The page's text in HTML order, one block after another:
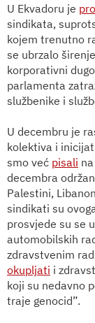
U Ekvadoru je
sindikata,
kojem trenutno
se ubrzalo
korporativni
parlamenta
službenike i
U decembru je
kolektiva i
smo već pisali
decembra
Palestini,
sindikati su
prosvjede su se
automobilskih
zdravstvenim
okupljati i
koji su nedavno
traje genocid”.